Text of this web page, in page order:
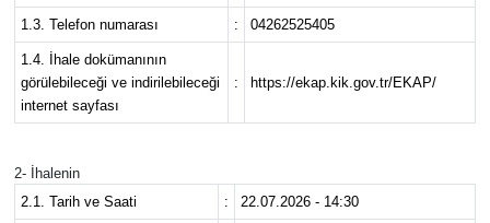
1.3. Telefon numarası : 04262525405
1.4. İhale dokümanının
görülebileceği ve indirilebileceği
internet sayfası
: https://ekap.kik.gov.tr/EKAP/
2- İhalenin
2.1. Tarih ve Saati
: 22.07.2026 - 14:30
RESMİ İLANLAR
SAĞLIK
SİYASET
SOLHAN